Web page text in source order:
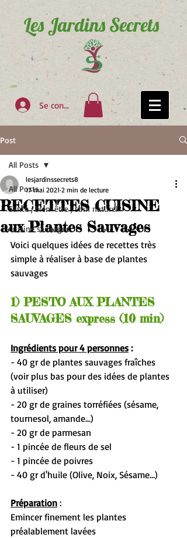
Les Jardins Secrets
Se connecter
Post
All Posts
Santé ; bien-être ; soin naturel
Cuisine sauvages
All Posts
RECETTES CUISINE
aux Plantes Sauvages
lesjardinssecrets8
17 mai 2021 2 min de lecture
Voici quelques idées de recettes très
simple à réaliser à base de plantes
sauvages
1) PESTO AUX PLANTES
SAUVAGES express (10 min)
Ingrédients pour 4 personnes :
- 40 gr de plantes sauvages fraîches
(voir plus bas pour des idées de plantes
à utiliser)
- 20 gr de graines torréfiées (sésame,
tournesol, amande...)
- 20 gr de parmesan
- 1 pincée de fleurs de sel
- 1 pincée de poivres
- 40 gr d'huile (Olive, Noix, Sésame...)
Préparation :
Emincer finement les plantes
préalablement lavées